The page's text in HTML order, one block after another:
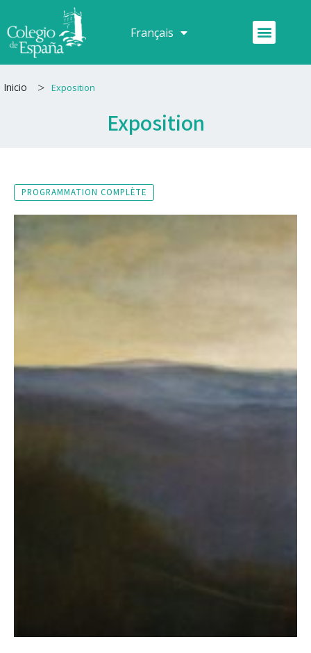
au
contenu
Français
Español Menu
Inicio > Exposition
Exposition
PROGRAMMATION COMPLÈTE